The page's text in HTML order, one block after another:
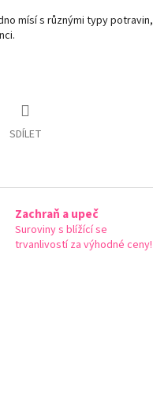
mísí s různými typy potravin,
SDÍLET
Zachraň a upeč
Suroviny s blížící se
trvanlivostí za výhodné ceny!